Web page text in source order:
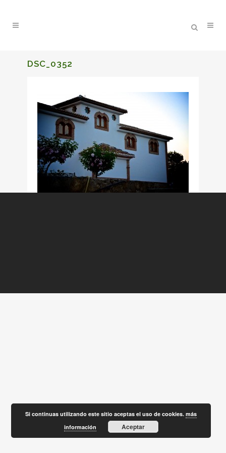
DSC_0352
Si continuas utilizando este sitio aceptas el uso de cookies.más
información
Aceptar